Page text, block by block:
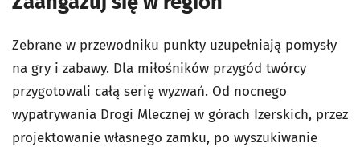
Zebrane w przewodniku punkty uzupełniają pomysły
na gry i zabawy. Dla miłośników przygód twórcy
przygotowali całą serię wyzwań. Od nocnego
wypatrywania Drogi Mlecznej w górach Izerskich, przez
projektowanie własnego zamku, po wyszukiwanie